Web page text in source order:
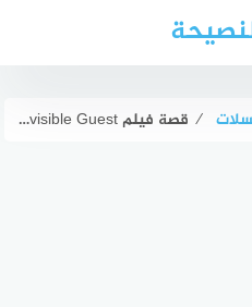
⁄ قصة فيلم Contratiempo – The Invisible Guest بطولة ماريو كاساس